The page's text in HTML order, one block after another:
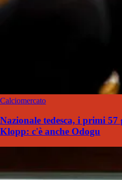
Calciomercato
Nazionale tedesca, i primi
Klopp: c'è anche Odogu